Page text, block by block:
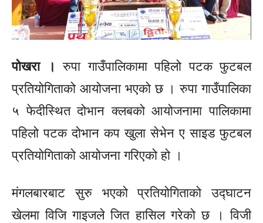
पोखरा । रुपा गाउँपालिकामा पहिलो पटक फुटबल
प्रतियोगिताको आयोजना भएको छ । रुपा गाउँपालिका
५ फेदीस्थित दोभान क्लबको आयोजनामा पालिकामा
पहिलो पटक दोभान कप खुला सेभेन ए साइड फुटबल
प्रतियोगिताको आयोजना गरिएको हो ।
मंगलबारबाट सुरु भएको प्रतियोगिताको उद्घाटन
खेलमा विजि गाइजले जित हासिल गरेको छ । विजी